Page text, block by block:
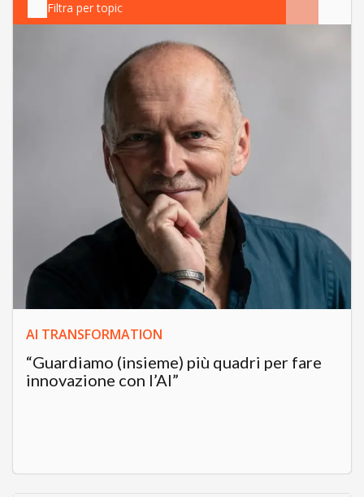
Filtra per topic
AI TRANSFORMATION
“Guardiamo (insieme) più quadri per fare
innovazione con l’AI”